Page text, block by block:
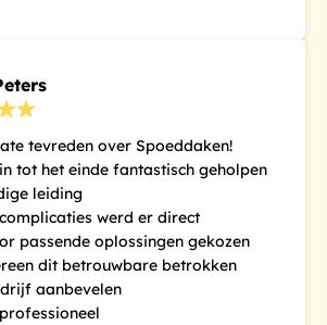
tevreden over Spoeddaken!
tot het einde fantastisch geholpen
leiding
werd er direct
passende oplossingen gekozen
dit betrouwbare betrokken
aanbevelen